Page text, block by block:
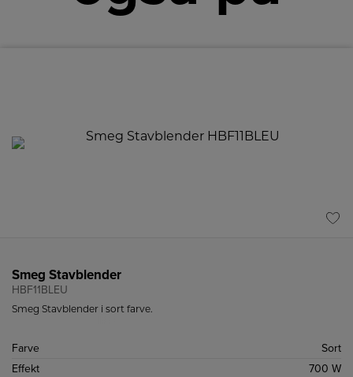
Smeg Stavblender
HBF11BLEU
Smeg Stavblender i sort farve.
Farve
Sort
Effekt
700 W